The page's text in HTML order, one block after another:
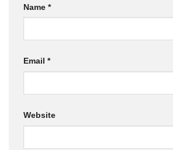
Name *
Email *
Website